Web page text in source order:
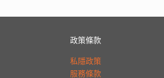
政策條款
私隱政策
服務條款